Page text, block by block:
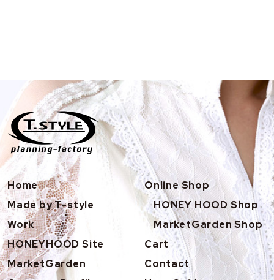
Home
Made by T-style
Work
HONEYHOOD Site
MarketGarden
Online Shop
HONEY HOOD Shop
MarketGarden Shop
Cart
Contact